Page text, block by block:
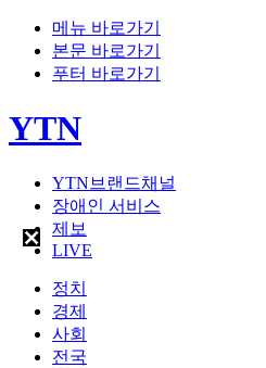
메뉴 바로가기
본문 바로가기
푸터 바로가기
YTN
YTN브랜드채널
장애인 서비스
제보
LIVE
정치
경제
사회
전국